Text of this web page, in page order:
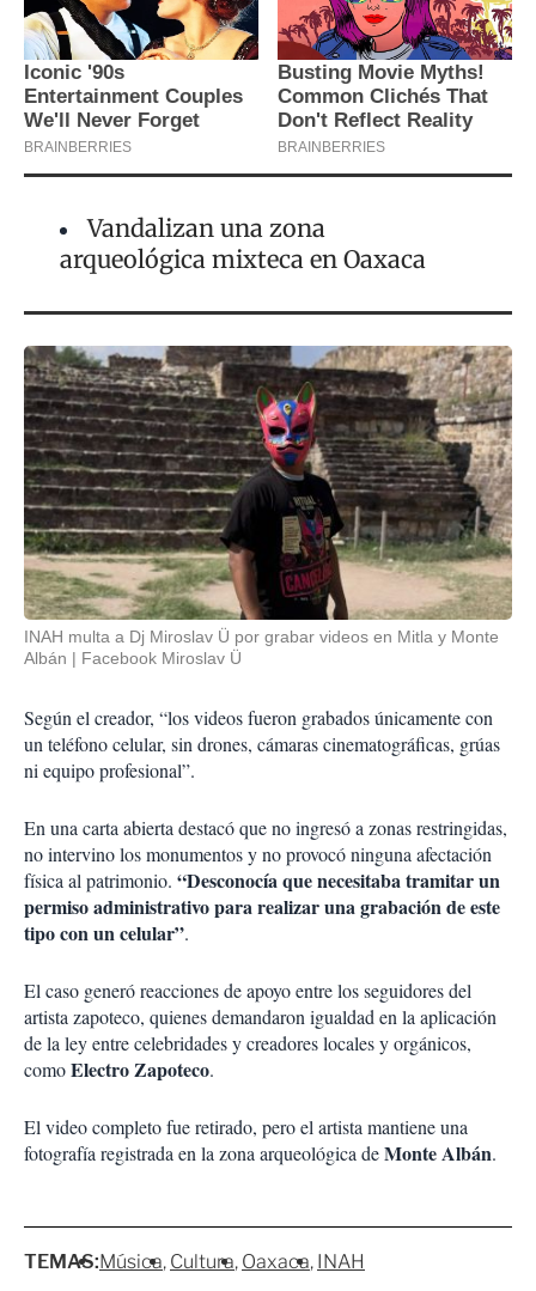
Vandalizan una zona
arqueológica mixteca en Oaxaca
INAH multa a Dj Miroslav Ü por grabar videos en Mitla y Monte
Albán
Facebook Miroslav Ü
Según el creador, “los videos fueron grabados únicamente con
un teléfono celular, sin drones, cámaras cinematográficas, grúas
ni equipo profesional”.
En una carta abierta destacó que no ingresó a zonas restringidas,
no intervino los monumentos y no provocó ninguna afectación
física al patrimonio. “Desconocía que necesitaba tramitar un
permiso administrativo para realizar una grabación de este
tipo con un celular”.
El caso generó reacciones de apoyo entre los seguidores del
artista zapoteco, quienes demandaron igualdad en la aplicación
de la ley entre celebridades y creadores locales y orgánicos,
comoElectro Zapoteco.
El video completo fue retirado, pero el artista mantiene una
fotografía registrada en la zona arqueológica deMonte Albán.
TEMAS:Música Cultura Oaxaca INAH